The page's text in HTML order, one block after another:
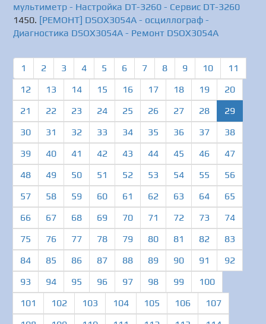
мультиметр - Настройка DT-3260 - Сервис DT-3260
[РЕМОНТ] DSOX3054A - осциллограф -
Диагностика DSOX3054A - Ремонт DSOX3054A
1 2 3 4 5 6 7 8 9 10
11
12
13 14 15 16 17 18 19
20
21
22 23 24 25 26 27 28 29
30
31 32 33 34 35 36 37
38
39
40 41 42 43 44 45 46
47
48
49 50 51 52 53 54 55
56
57
58 59 60 61 62 63 64
65
66
67 68 69 70 71 72 73
74
75
76 77 78 79 80 81 82
83
84
85 86 87 88 89 90 91
92
93
94 95 96 97 98 99
100
101
102 103 104 105 106
107